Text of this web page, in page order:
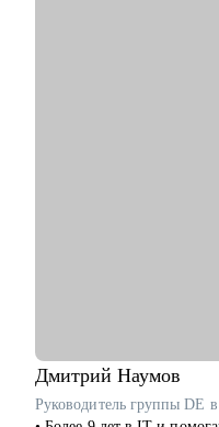
• Новичкам, кто только
Дмитрий Наумов
Руководитель группы DE